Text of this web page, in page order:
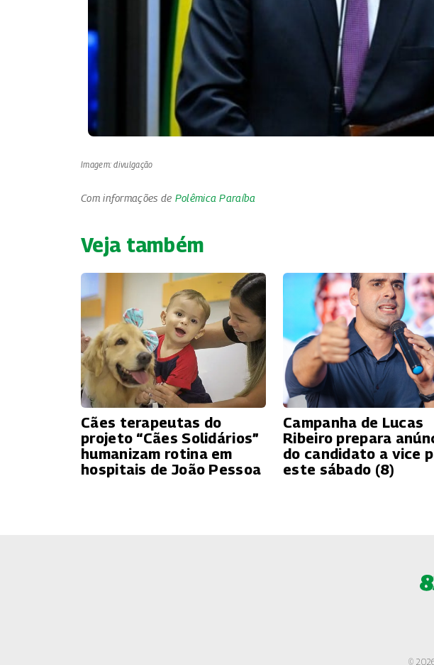
Imagem: divulgação
Com informações de Polêmica Paraíba
Veja também
Cães terapeutas do
projeto “Cães Solidários”
humanizam rotina em
hospitais de João Pessoa
Campanha de Lucas
Ribeiro prepara
do candidato a vice
este sábado (8)
©